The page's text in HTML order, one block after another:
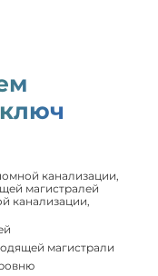
канализации,
магистралей
канализации,
магистрали